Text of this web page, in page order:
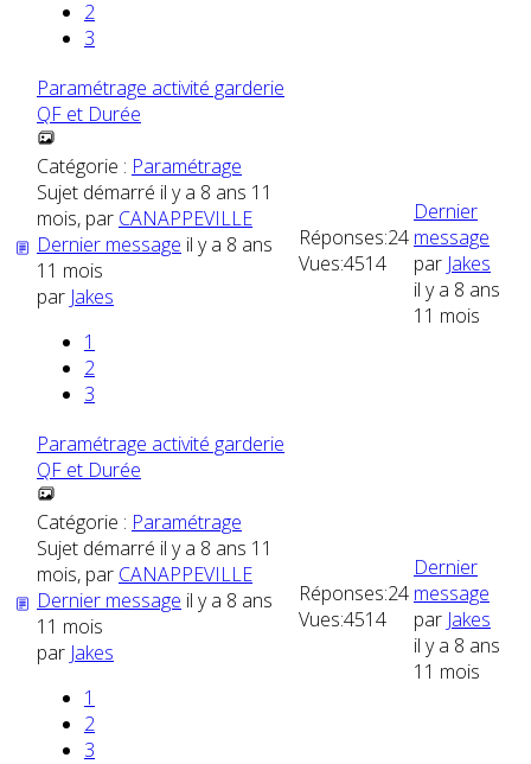
2
3
Paramétrage activité garderie
QF et Durée
Catégorie : Paramétrage
Sujet démarré il y a 8 ans 11
mois, par CANAPPEVILLE
Dernier message il y a 8 ans
11 mois
par Jakes
1
2
3
Réponses:24
Vues:4514
Dernier
message
par Jakes
il y a 8 ans
11 mois
Paramétrage activité garderie
QF et Durée
Catégorie : Paramétrage
Sujet démarré il y a 8 ans 11
mois, par CANAPPEVILLE
Dernier message il y a 8 ans
11 mois
par Jakes
1
2
3
Réponses:24
Vues:4514
Dernier
message
par Jakes
il y a 8 ans
11 mois